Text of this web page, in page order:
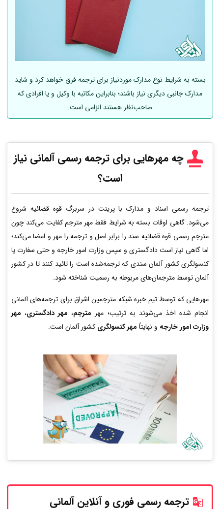
بسته به شرایط نوع مدارک موردنیاز برای ترجمه فرق خواهد کرد و شاید
مدارک جانبی دیگری نیاز باشند؛ بنابراین مکاتبه با وکیل و یا افرادی که
صاحب‌نظر هستند الزامی است.
چه مهرهایی برای ترجمه رسمیآلمانی نیاز
است؟
ترجمه رسمی اسناد و مدارک با پرینت در سربرگ قوه قضائیه شروع
می‌شود. گاهی اوقات بسته به شرایط فقط مهر مترجم کفایت می‌کند چون
مترجم رسمی قوه قضائیه سند را برابر اصل و ترجمه را مهر و امضا می‌کند؛
اما گاهی نیاز است دادگستری و سپس وزارت امور خارجه و حتی سفارت یا
کنسولگری کشور آلمان سندی که ترجمه‌شده است را تائید کنند تا در کشور
آلمان توسط مترجمان‌های مربوطه به رسمیت شناخته شود.
مهرهایی که توسط تیم خبره شبکه مترجمین اشراق برای ترجمه‌های آلمانی
انجام شده اخذ می‌شوند به ترتیب؛ مهر مترجم، مهر دادگستری، مهر
وزارت امور خارجه و نهایتاً مهر کنسولگری کشور آلمان است.
ترجمه رسمی فوری و آنلاینآلمانی